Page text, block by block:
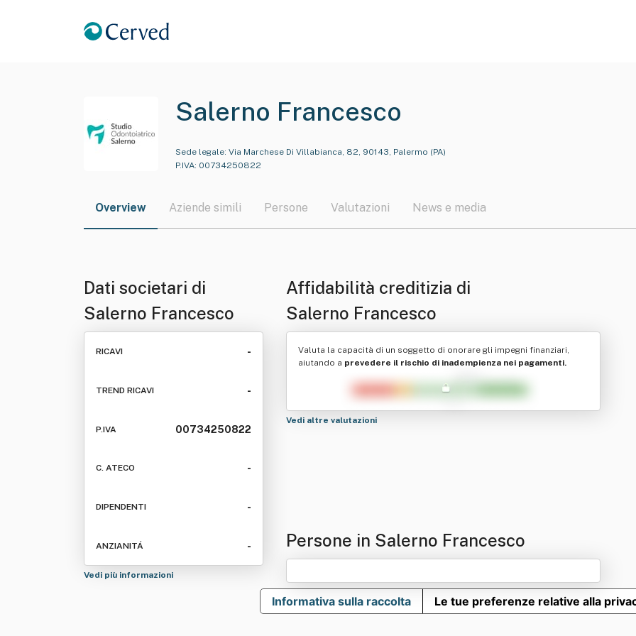
Salerno Francesco
Sede legale: Via Marchese Di Villabianca, 82, 90143, Palermo (PA)
P.IVA: 00734250822
Overview Aziende simili Persone Valutazioni News e media
Dati societari di
Salerno Francesco
RICAVI -
TREND RICAVI -
P.IVA 00734250822
C. ATECO -
DIPENDENTI -
ANZIANITÁ -
Vedi più informazioni
Affidabilità creditizia di
Salerno Francesco
Valuta la capacità di un soggetto di onorare gli impegni finanziari,
aiutando a prevedere il rischio di inadempienza nei pagamenti.
Vedi altre valutazioni
Persone in Salerno Francesco
Informativa sulla raccolta Le tue preferenze relative alla